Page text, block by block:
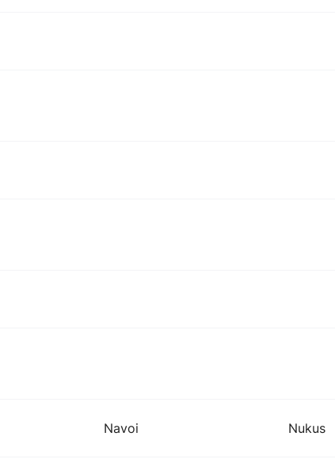
Navoi Nukus